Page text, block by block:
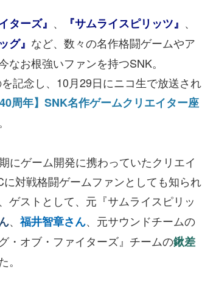
ターズ』 、 『サムライスピリッツ』 、
グ』 など、数々の名作格闘ゲームやア
お根強いファンを持つSNK。
記念し、10月29日にニコ生で放送され
周年】SNK名作ゲームクリエイター座
にゲーム開発に携わっていたクリエイ
対戦格闘ゲームファンとしても知られ
ゲストとして、元『サムライスピリッ
、 福井智章さん、元サウンドチームの
・オブ・ファイターズ』チームの鍬差